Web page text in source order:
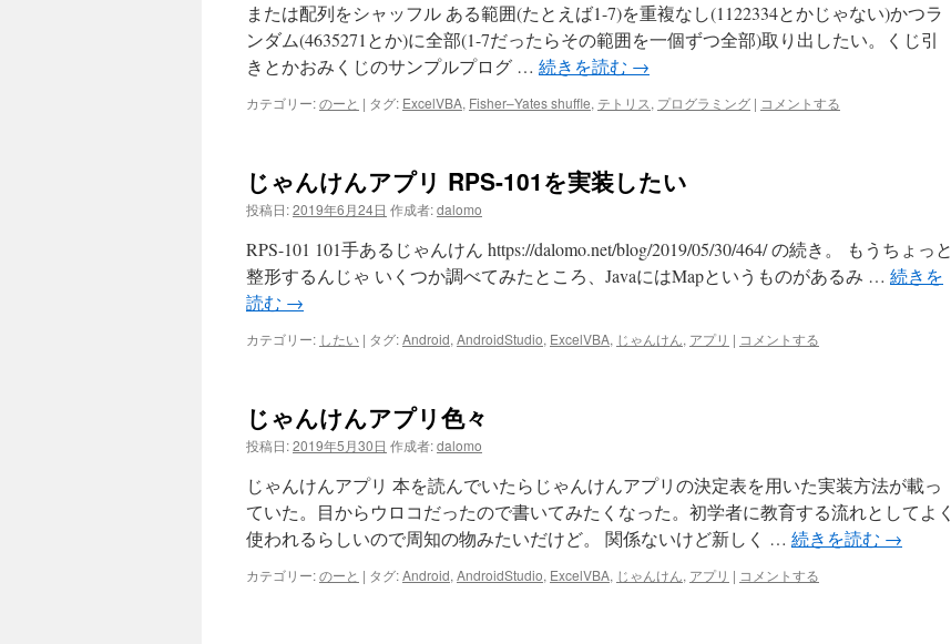
または配列をシャッフル ある範囲(たとえば1-7)を重複なし(1122334とかじゃない)かつラ
ンダム(4635271とか)に全部(1-7だったらその範囲を一個ずつ全部)取り出したい。くじ引
きとかおみくじのサンプルプログ … 続きを読む →
カテゴリー:のーと | タグ: ExcelVBA, Fisher–Yates shuffle, テトリス, プログラミング | コメントする
じゃんけんアプリ RPS-101を実装したい
投稿日:2019年6月24日 作成者:dalomo
RPS-101 101手あるじゃんけん https://dalomo.net/blog/2019/05/30/464/ の続き。 もうちょっと
整形するんじゃ いくつか調べてみたところ、JavaにはMapというものがあるみ … 続きを
読む →
カテゴリー: したい | タグ:Android, AndroidStudio, ExcelVBA, じゃんけん, アプリ | コメントする
じゃんけんアプリ色々
投稿日:2019年5月30日 作成者:dalomo
じゃんけんアプリ 本を読んでいたらじゃんけんアプリの決定表を用いた実装方法が載っ
ていた。目からウロコだったので書いてみたくなった。初学者に教育する流れとしてよく
使われるらしいので周知の物みたいだけど。 関係ないけど新しく … 続きを読む →
カテゴリー:のーと | タグ:Android, AndroidStudio, ExcelVBA, じゃんけん, アプリ | コメントする